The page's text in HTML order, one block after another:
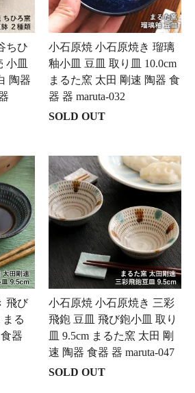
ちひ
小皿
陶器
小石原焼 小石原焼き 瑠璃
釉小皿 豆皿 取り皿 10.0cm
まるた窯 太田 剛速 陶器 食
器 器 maruta-032
SOLD OUT
飛び
まる
器
小石原焼 小石原焼き 三彩
飛鉋 豆皿 飛び鉋小皿 取り
皿 9.5cm まるた窯 太田 剛
速 陶器 食器 器 maruta-047
SOLD OUT